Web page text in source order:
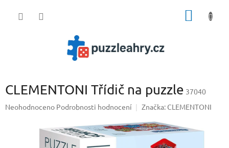
CLEMENTONI Třídič na puzzle 37040
Průměrné
Neohodnoceno Podrobnosti hodnocení Značka: CLEMENTONI